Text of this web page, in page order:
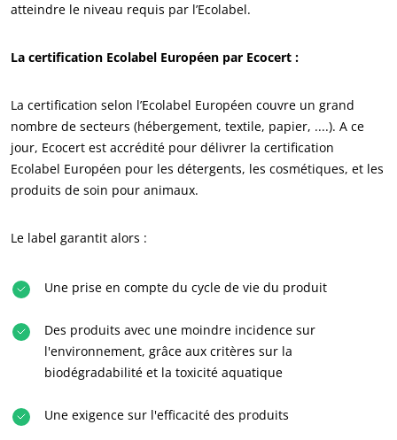
atteindre le niveau requis par l’Ecolabel.
La certification Ecolabel Européen par Ecocert :
La certification selon l’Ecolabel Européen couvre un grand
nombre de secteurs (hébergement, textile, papier, ....). A ce
jour, Ecocert est accrédité pour délivrer la certification
Ecolabel Européen pour les détergents, les cosmétiques, et les
produits de soin pour animaux.
Le label garantit alors :
Une prise en compte du cycle de vie du produit
Des produits avec une moindre incidence sur
l'environnement, grâce aux critères sur la
biodégradabilité et la toxicité aquatique
Une exigence sur l'efficacité des produits